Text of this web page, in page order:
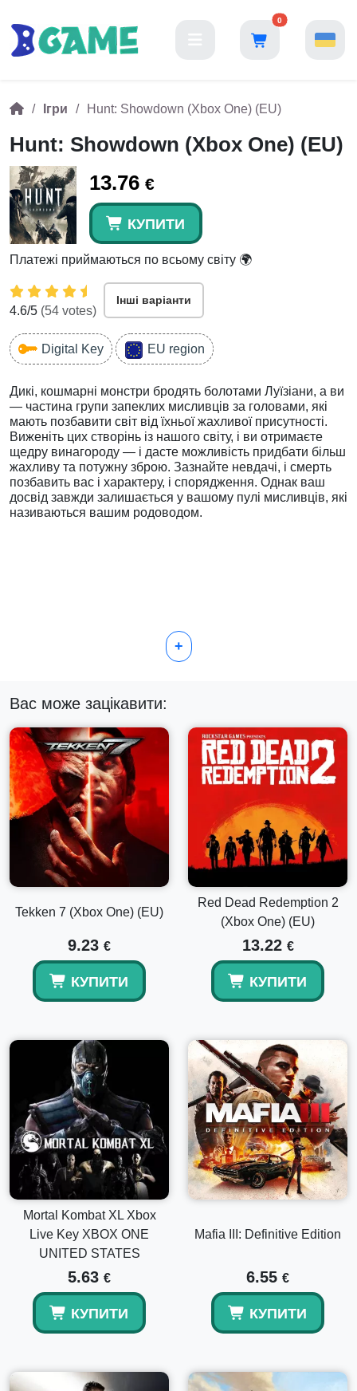
0
Ігри Hunt: Showdown (Xbox One) (EU)
Hunt: Showdown (Xbox One) (EU)
13.76 €
КУПИТИ
Платежі приймаються по всьому світу 🌍
4.6/5 (54 votes)
Інші варіанти
Digital Key EU region
Дикі, кошмарні монстри бродять болотами Луїзіани, а ви
— частина групи запеклих мисливців за головами, які
мають позбавити світ від їхньої жахливої присутності.
Виженіть цих створінь із нашого світу, і ви отримаєте
щедру винагороду — і дасте можливість придбати більш
жахливу та потужну зброю. Зазнайте невдачі, і смерть
позбавить вас і характеру, і спорядження. Однак ваш
досвід завжди залишається у вашому пулі мисливців, які
називаються вашим родоводом.
+
Вас може зацікавити:
Tekken 7 (Xbox One) (EU)
9.23 €
КУПИТИ
Red Dead Redemption 2
(Xbox One) (EU)
13.22 €
КУПИТИ
Mortal Kombat XL Xbox
Live Key XBOX ONE
UNITED STATES
5.63 €
КУПИТИ
Mafia III: Definitive Edition
6.55 €
КУПИТИ